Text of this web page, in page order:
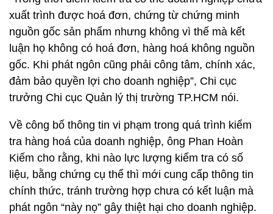
xuất trình được hoá đơn, chứng từ chứng minh
nguồn gốc sản phẩm nhưng không vì thế mà kết
luận họ không có hoá đơn, hàng hoá không nguồn
gốc. Khi phát ngôn cũng phải công tâm, chính xác,
đảm bảo quyền lợi cho doanh nghiệp”, Chi cục
trưởng Chi cục Quản lý thị trường TP.HCM nói.
Về công bố thông tin vi phạm trong quá trình kiểm
tra hàng hoá của doanh nghiệp, ông Phan Hoàn
Kiếm cho rằng, khi nào lực lượng kiểm tra có số
liệu, bằng chứng cụ thể thì mới cung cấp thông tin
chính thức, tránh trường hợp chưa có kết luận mà
phát ngôn “này nọ” gây thiệt hại cho doanh nghiệp.